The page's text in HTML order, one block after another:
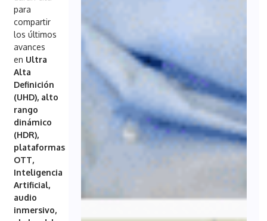
para
compartir
los últimos
avances
en Ultra
Alta
Definición
(UHD), alto
rango
dinámico
(HDR),
plataformas
OTT,
Inteligencia
Artificial,
audio
inmersivo,